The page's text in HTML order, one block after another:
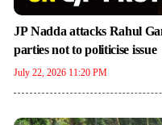
JP Nadda attacks Rahul
parties not to politicise issue
July 22, 2026 11:20 PM